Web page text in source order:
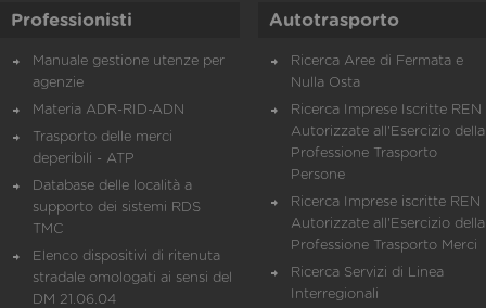
Professionisti
Manuale gestione utenze per
agenzie
Materia ADR-RID-ADN
Trasporto delle merci
deperibili - ATP
Database delle località a
supporto dei sistemi RDS
TMC
Elenco dispositivi di ritenuta
stradale omologati ai sensi del
DM 21.06.04
Autotrasporto
Ricerca Aree di Fermata e
Nulla Osta
Ricerca Imprese Iscritte REN
Autorizzate all'Esercizio della
Professione Trasporto
Persone
Ricerca Imprese iscritte REN
Autorizzate all'Esercizio della
Professione Trasporto Merci
Ricerca Servizi di Linea
Interregionali